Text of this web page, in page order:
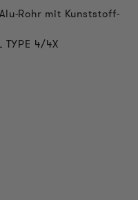
Rohr mit Kunststoff-
4/4X